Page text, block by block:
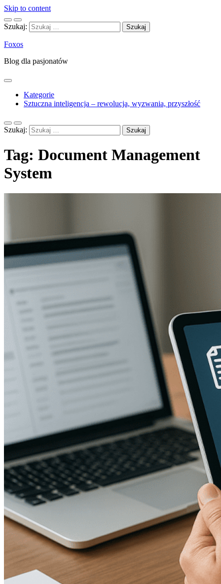
Skip to content
Szukaj:
Foxos
Blog dla pasjonatów
Kategorie
Sztuczna inteligencja – rewolucja, wyzwania, przyszłość
Szukaj:
Tag: Document Management
System